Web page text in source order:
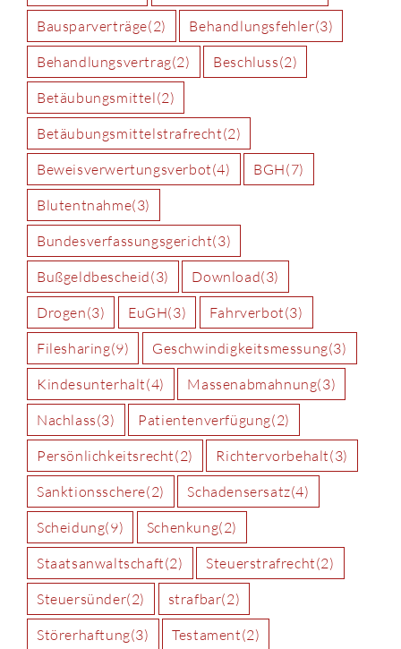
Bausparverträge(2) Behandlungsfehler(3)
Behandlungsvertrag(2) Beschluss(2)
Betäubungsmittel(2)
Betäubungsmittelstrafrecht(2)
Beweisverwertungsverbot(4) BGH(7)
Blutentnahme(3)
Bundesverfassungsgericht(3)
Bußgeldbescheid(3) Download(3)
Drogen(3) EuGH(3) Fahrverbot(3)
Filesharing(9) Geschwindigkeitsmessung(3)
Kindesunterhalt(4) Massenabmahnung(3)
Nachlass(3) Patientenverfügung(2)
Persönlichkeitsrecht(2) Richtervorbehalt(3)
Sanktionsschere(2) Schadensersatz(4)
Scheidung(9) Schenkung(2)
Staatsanwaltschaft(2) Steuerstrafrecht(2)
Steuersünder(2) strafbar(2)
Störerhaftung(3) Testament(2)